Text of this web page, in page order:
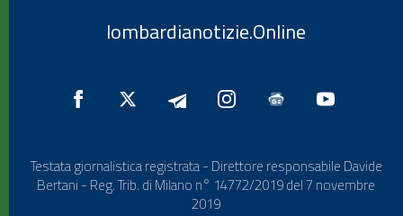
lombardianotizie.Online
Testata giornalistica registrata - Direttore responsabile Davide
Bertani - Reg. Trib. di Milano n° 14772/2019 del 7 novembre
2019